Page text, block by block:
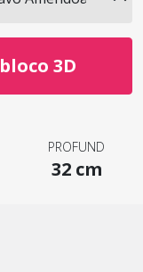
bloco 3D
PROFUND
32 cm